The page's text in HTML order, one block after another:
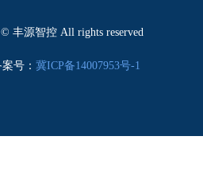
丰源智控 All rights reserved
号： 冀ICP备14007953号-1